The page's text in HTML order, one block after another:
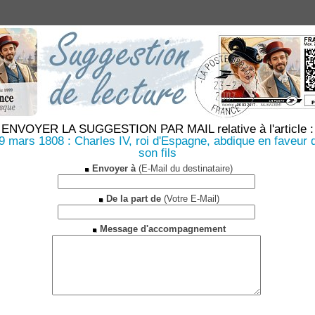
ENVOYER LA SUGGESTION PAR MAIL relative à l'article :
mars 1808 : Charles IV, roi d'Espagne, abdique en faveur
son fils
Envoyer à(E-Mail du destinataire)
De la part de(Votre E-Mail)
Message d'accompagnement